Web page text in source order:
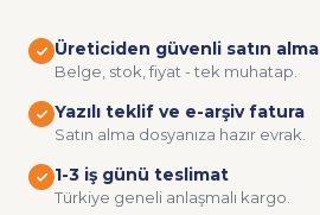
Üreticiden güvenli satın alma
Belge, stok, fiyat - tek muhatap.
Yazılı teklif ve e-arşiv fatura
Satın alma dosyanıza hazır evrak.
1-3 iş günü teslimat
Türkiye geneli anlaşmalı kargo.